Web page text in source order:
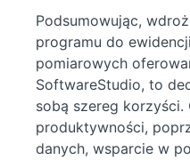
Podsumowując,
programu do
pomiarowych
SoftwareStudio, to
sobą szereg korzyści.
produktywności,
danych, wsparcie w